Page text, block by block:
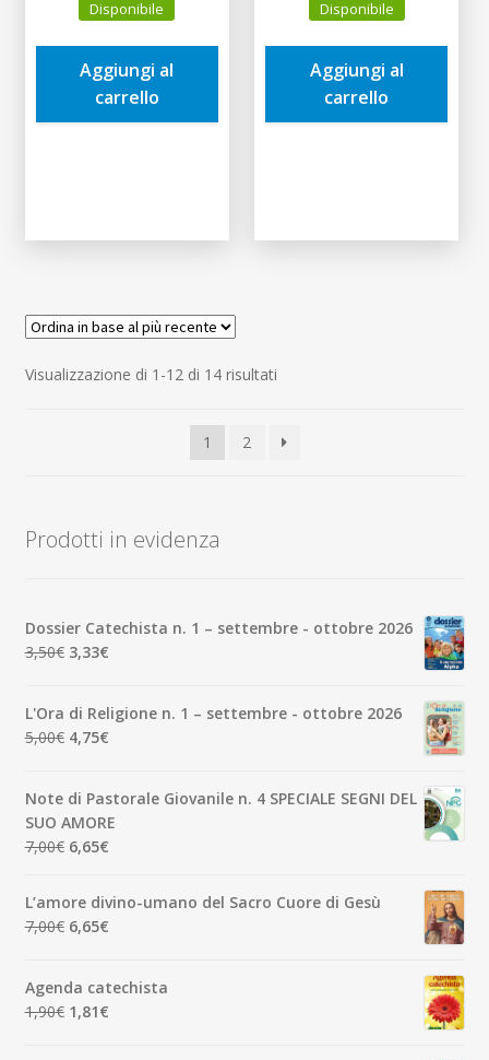
originale
era:
0,10€.
è:
Disponibile
Aggiungi al
carrello
originale
era:
0,36€.
è:
Disponibile
Aggiungi al
carrello
Visualizzazione di 1-12 di 14 risultatiOrdina
al
1 2
Prodotti in evidenza
Dossier Catechista n. 1 – settembre - ottobre 2026
3,50€ Il
era:
3,50€.
3,33€Il
è:
3,33€.
L'Ora di Religione n. 1 – settembre - ottobre 2026
5,00€ Il
era:
5,00€.
4,75€Il
è:
4,75€.
Note di Pastorale Giovanile n. 4 SPECIALE SEGNI DEL
SUO AMORE
7,00€ Il
originale
era:
7,00€.
6,65€Il
attuale
è:
L’amore divino-umano del Sacro Cuore di Gesù
7,00€ Il
era:
7,00€.
6,65€Il
è:
6,65€.
Agenda catechista
1,90€ Il
1,81€Il